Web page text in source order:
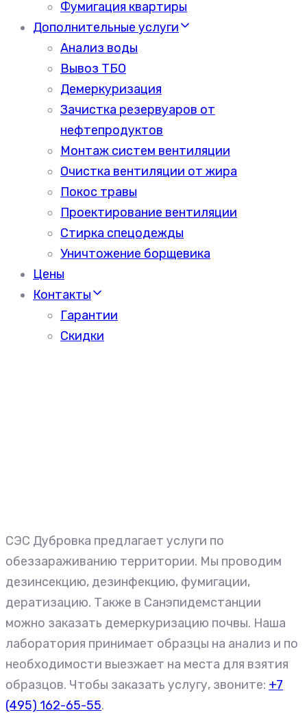
Фумигация квартиры
Дополнительные услуги
Анализ воды
Вывоз ТБО
Демеркуризация
Зачистка резервуаров от
нефтепродуктов
Монтаж систем вентиляции
Очистка вентиляции от жира
Покос травы
Проектирование вентиляции
Стирка спецодежды
Уничтожение борщевика
Цены
Контакты
Гарантии
Скидки
СЭС Дубровка предлагает услуги по
обеззараживанию территории. Мы проводим
дезинсекцию, дезинфекцию, фумигации,
дератизацию. Также в Санэпидемстанции
можно заказать демеркуризацию почвы. Наша
лаборатория принимает образцы на анализ и по
необходимости выезжает на места для взятия
образцов. Чтобы заказать услугу, звоните: +7
(495) 162-65-55.